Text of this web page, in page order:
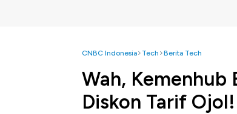
CNBC Indonesia Tech Berita Tech
Wah, Kemenhub
Diskon Tarif Ojol!